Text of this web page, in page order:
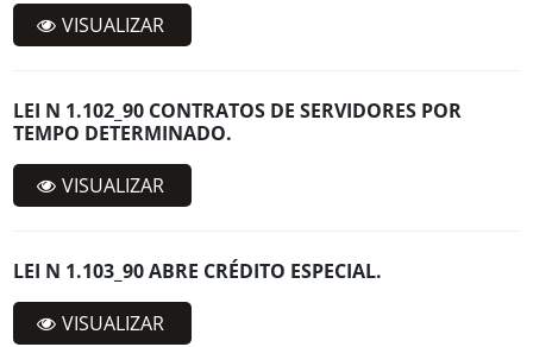
VISUALIZAR
LEI N 1.102_90 CONTRATOS DE SERVIDORES POR
TEMPO DETERMINADO.
VISUALIZAR
LEI N 1.103_90 ABRE CRÉDITO ESPECIAL.
VISUALIZAR